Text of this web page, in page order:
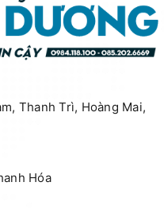
Thanh Trì, Hoàng Mai,
Hóa